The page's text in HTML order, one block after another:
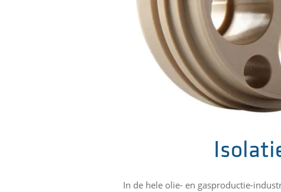
In de hele olie- en gasproductie-